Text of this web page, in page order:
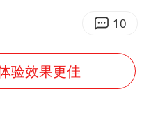
礼线上邀请引热议
10
验效果更佳